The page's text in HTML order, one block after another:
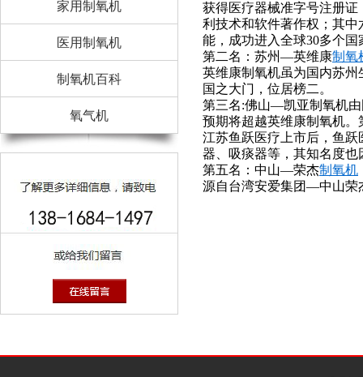
家用制氧机
医用制氧机
制氧机百科
氧气机
获得医疗器械准字号注册
利技术和软件著作权；其
能，成功进入全球30多个
第二名：苏州—英维康制氧
英维康制氧机虽为国内苏
国之大门，位居榜二。
第三名:佛山—凯亚制氧机
预期将超越英维康制氧机。
江苏鱼跃医疗上市后，鱼
器、吸痰器等，其知名度也
第五名：中山—荣杰制氧机
源自台湾安爱集团—中山荣